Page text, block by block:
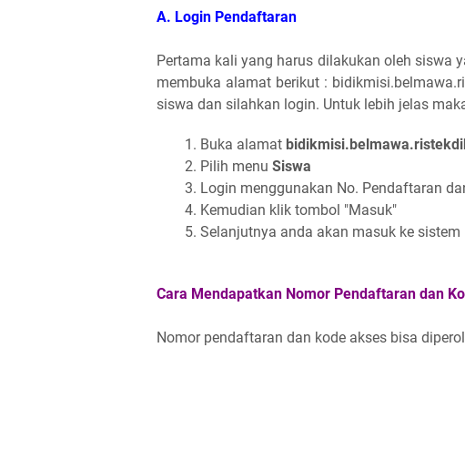
A. Login Pendaftaran
Pertama kali yang harus dilakukan oleh siswa
membuka alamat berikut :
siswa dan silahkan login. Untuk lebih jelas
Buka alamat
Pilih menu Siswa
Login menggunakan No. Pendaftaran
Kemudian klik tombol "Masuk"
Selanjutnya anda akan masuk ke
Cara Mendapatkan Nomor Pendaftaran dan
Nomor pendaftaran dan kode akses bisa